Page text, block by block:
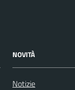
NOVITÀ
Notizie